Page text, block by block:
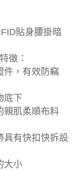
貼身腰掛暗
徵：
，有效防竊
底下
親肌柔順布料
有快扣快拆設
大小